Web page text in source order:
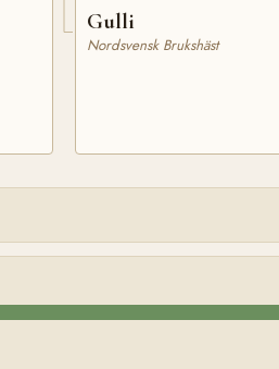
Gulli
Nordsvensk Brukshäst